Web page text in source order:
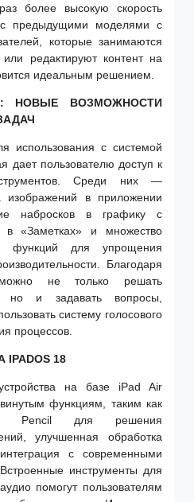
более высокую скорость
предыдущими моделями с
которые занимаются
редактируют контент на
идеальным решением.
НОВЫЕ ВОЗМОЖНОСТИ
использования с системой
дает пользователю доступ к
Среди них —
изображений в приложении
набросков в графику с
«Заметках» и множество
функций для упрощения
Благодаря
не только решать
но и задавать вопросы,
систему голосового
процессов.
18
на базе iPad Air
функциям, таким как
Pencil для решения
улучшенная обработка
с современными
инструменты для
помогут пользователям